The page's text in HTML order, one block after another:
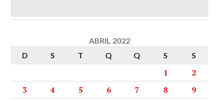
ABRIL 2022
D
S T Q Q S S
1
2
3
4 5 6 7 8
9